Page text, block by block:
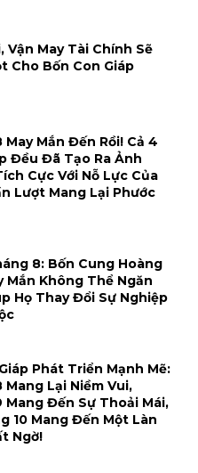
Vận May Tài Chính Sẽ
Cho Bốn Con Giáp
May Mắn Đến Rồi! Cả 4
Đều Đã Tạo Ra Ảnh
Cực Với Nỗ Lực Của
Lượt Mang Lại Phước
8: Bốn Cung Hoàng
Mắn Không Thể Ngăn
Họ Thay Đổi Sự Nghiệp
Phát Triển Mạnh Mẽ:
Mang Lại Niềm Vui,
Mang Đến Sự Thoải Mái,
10 Mang Đến Một Làn
Ngờ!